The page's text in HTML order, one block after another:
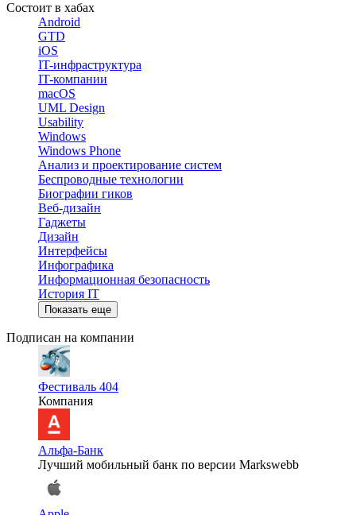
Состоит в хабах
Android
GTD
iOS
IT-инфраструктура
IT-компании
macOS
UML Design
Usability
Windows
Windows Phone
Анализ и проектирование систем
Беспроводные технологии
Биографии гиков
Веб-дизайн
Гаджеты
Дизайн
Интерфейсы
Инфографика
Информационная безопасность
История IT
Показать еще
Подписан на компании
Фестиваль 404
Компания
Альфа-Банк
Лучший мобильный банк по версии Markswebb